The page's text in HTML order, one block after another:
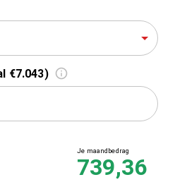
€7.043)
Je maandbedrag
739,36